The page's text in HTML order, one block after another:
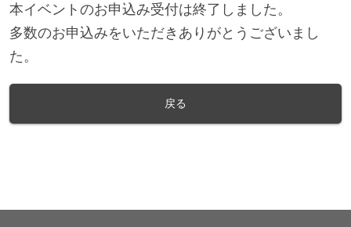
本イベントのお申込み受付は終了しました。
多数のお申込みをいただきありがとうございまし
た。
戻る